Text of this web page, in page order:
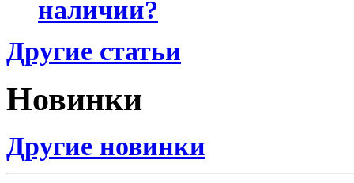
наличии?
Другие статьи
Новинки
Другие новинки